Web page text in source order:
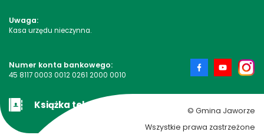
Uwaga:
Kasa urzędu nieczynna.
Numer konta bankowego:
45 8117 0003 0012 0261 2000 0010
Książka teleadresowa
© Gmina Jaworze
Wszystkie prawa zastrzeżone